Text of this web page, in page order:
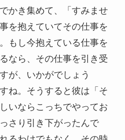
かき集めて、「すみませ
を抱えていてその仕事を
もし今抱えている仕事を
なら、その仕事を引き受
が、いかがでしょう
ね。そうすると彼は「そ
いならこっちでやってお
さり引き下がったんで